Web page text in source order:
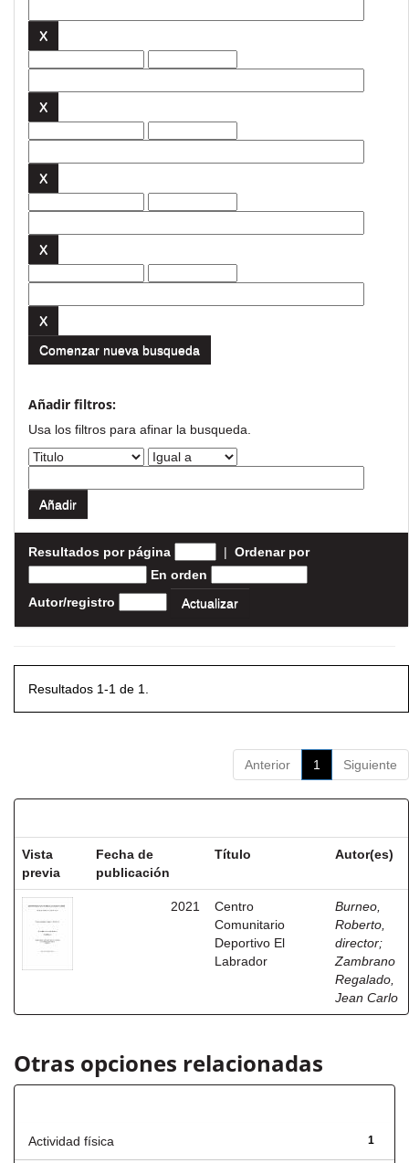
Comenzar nueva busqueda
Añadir filtros:
Usa los filtros para afinar la busqueda.
Resultados por página | Ordenar por
En orden
Autor/registro
Resultados 1-1 de 1.
Anterior 1 Siguiente
Vista
previa
Fecha de
publicación
Título Autor(es)
2021
Centro
Comunitario
Deportivo El
Labrador
Burneo,
Roberto,
director;
Zambrano
Regalado,
Jean Carlo
Otras opciones relacionadas
1
Actividad física